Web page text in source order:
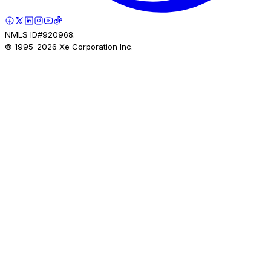
NMLS ID#920968.
© 1995-2026 Xe Corporation Inc.